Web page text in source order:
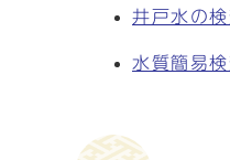
井戸水の
水質簡易